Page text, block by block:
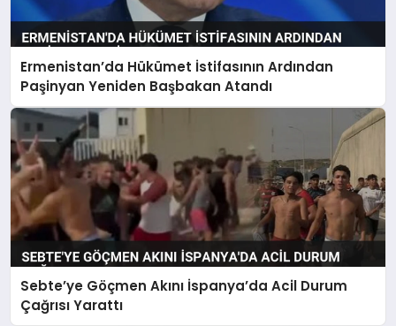
Ermenistan’da Hükümet İstifasının Ardından
Paşinyan Yeniden Başbakan Atandı
Sebte’ye Göçmen Akını İspanya’da Acil Durum
Çağrısı Yarattı